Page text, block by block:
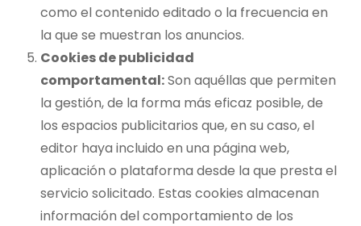
como el contenido editado o la frecuencia en
la que se muestran los anuncios.
Cookies de publicidad
comportamental:Son aquéllas que permiten
la gestión, de la forma más eficaz posible, de
los espacios publicitarios que, en su caso, el
editor haya incluido en una página web,
aplicación o plataforma desde la que presta el
servicio solicitado. Estas cookies almacenan
información del comportamiento de los